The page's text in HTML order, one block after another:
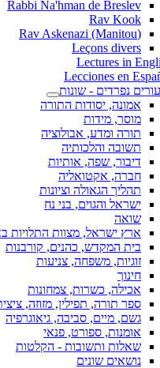
Rabbi Na'hman de Breslev
Rav Kook
(Rav Askenazi (Manitou
Leçons divers
Lectures in
Lecciones en
נפרדים - שונות
אמונה, יסודות התורה
מוסר, מידות
תורה ומדע, אבולוציה
תשובה והלכותיה
דיבור, שפה, אותיות
חברה, אקטואליה
תהליך הגאולה וציונות
ישראל והגוים, בני נח
שואה
ארץ ישראל, מצוות התלויות
בית המקדש, כהנים, קורבנות
זוגיות, משפחה, צניעות
חינוך
אכילה, כשרות, צמחונות
ספר תורה, תפילין, מזוזה,
גשם, מיים, סביבה, גיאוגרפיה
אומנות, ספורט, פנאי
שאלות ותשובות - הקלטות
נושאים שונים